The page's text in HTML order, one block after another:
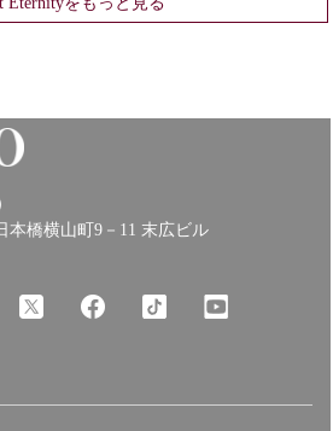
本橋横山町9－11 末広ビル